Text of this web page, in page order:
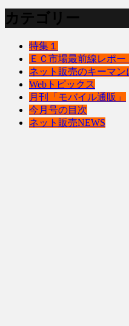
カテゴリー
特集１
ＥＣ市場最前線レポー
ネット販売のキーマン
Webトピックス
月刊「モバイル通販」
今月号の目次
ネット販売NEWS